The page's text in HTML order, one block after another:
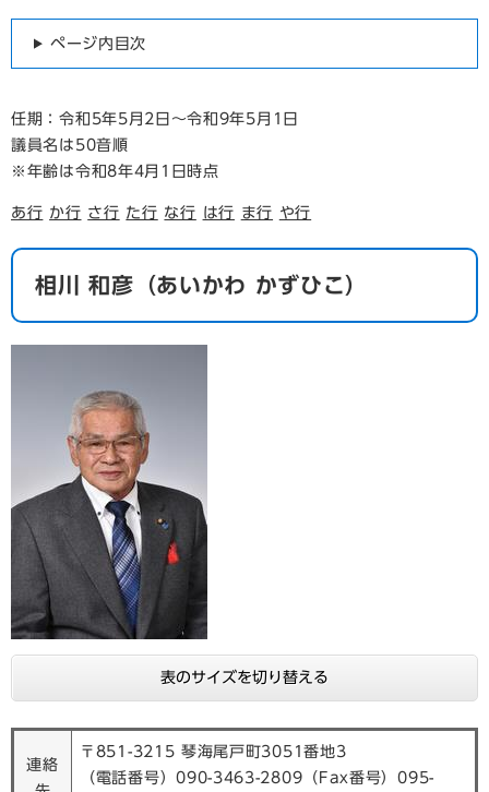
ページ内目次
任期：令和5年5月2日～令和9年5月1日
議員名は50音順
※年齢は令和8年4月1日時点
あ行 か行 さ行 た行 な行 は行 ま行 や行
相川 和彦 （あいかわ かずひこ）
表のサイズを切り替える
連絡
〒851-3215 琴海尾戸町3051番地3
（電話番号）090-3463-2809（Fax番号）095-